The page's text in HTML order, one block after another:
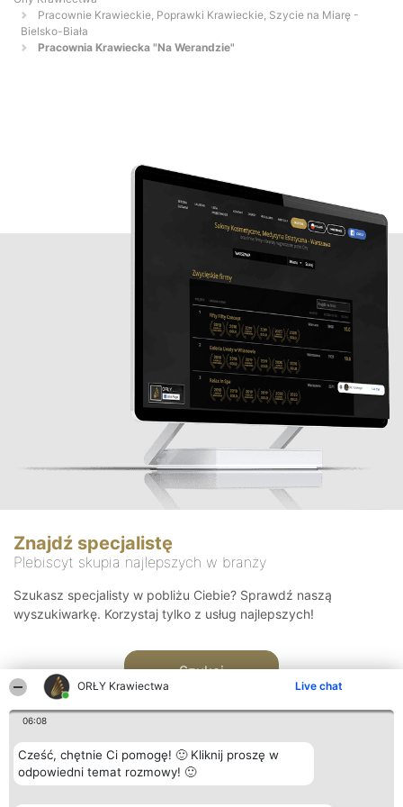
ORŁY Krawiectwa Live chat
06:08
Cześć, chętnie Ci pomogę! 🙂 Kliknij proszę w
odpowiedni temat rozmowy! 🙂
Pracownie Krawieckie, Poprawki Krawieckie, Szycie na Miarę -
Bielsko-Biała
Pracownia Krawiecka "Na Werandzie"
Znajdź specjalistę
Plebiscyt skupia najlepszych w branży
Szukasz specjalisty w pobliżu Ciebie? Sprawdź naszą
wyszukiwarkę. Korzystaj tylko z usług najlepszych!
Szukaj
Organizator plebiscytu Plebiscyt Kontakt